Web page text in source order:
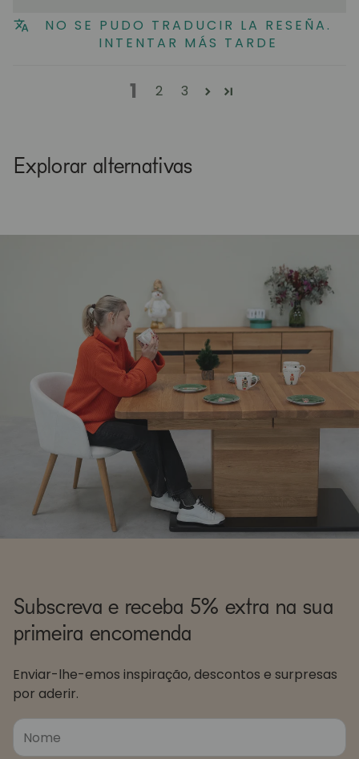
NO SE PUDO TRADUCIR LA RESEÑA.
INTENTAR MÁS TARDE
1 2 3
Explorar alternativas
Subscreva e receba 5% extra na sua
primeira encomenda
Enviar-lhe-emos inspiração, descontos e surpresas
por aderir.